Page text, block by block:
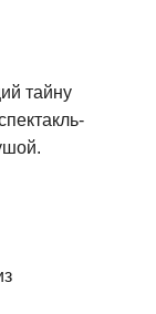
тайну